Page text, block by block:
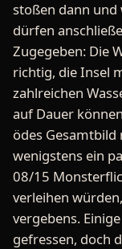
stoßen dann
dürfen
Zugegeben: Die
richtig, die Insel
zahlreichen
auf Dauer
ödes Gesamtbild
wenigstens ein
08/15
verleihen
vergebens.
gefressen, doch